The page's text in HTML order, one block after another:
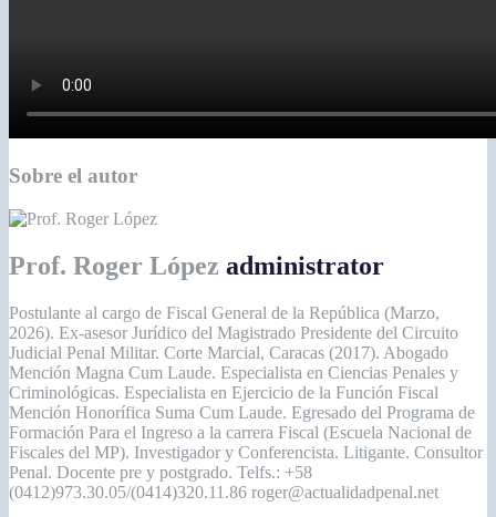
Sobre el autor
Prof. Roger López administrator
Postulante al cargo de Fiscal General de la República (Marzo,
2026). Ex-asesor Jurídico del Magistrado Presidente del Circuito
Judicial Penal Militar. Corte Marcial, Caracas (2017). Abogado
Mención Magna Cum Laude. Especialista en Ciencias Penales y
Criminológicas. Especialista en Ejercicio de la Función Fiscal
Mención Honorífica Suma Cum Laude. Egresado del Programa de
Formación Para el Ingreso a la carrera Fiscal (Escuela Nacional de
Fiscales del MP). Investigador y Conferencista. Litigante. Consultor
Penal. Docente pre y postgrado. Telfs.: +58
(0412)973.30.05/(0414)320.11.86 roger@actualidadpenal.net